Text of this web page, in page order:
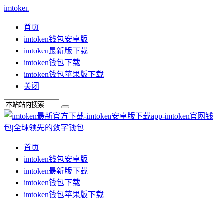
imtoken
首页
imtoken钱包安卓版
imtoken最新版下载
imtoken钱包下载
imtoken钱包苹果版下载
关闭
首页
imtoken钱包安卓版
imtoken最新版下载
imtoken钱包下载
imtoken钱包苹果版下载